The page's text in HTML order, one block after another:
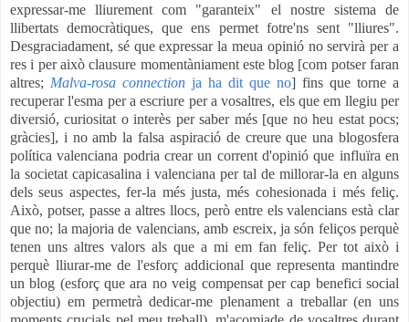
expressar-me lliurement com "garanteix" el nostre sistema de
llibertats democràtiques, que ens permet fotre'ns sent "lliures".
Desgraciadament, sé que expressar la meua opinió no servirà per a
res i per això clausure momentàniament este blog [com potser faran
altres; Malva-rosa connection ja ha dit que no] fins que torne a
recuperar l'esma per a escriure per a vosaltres, els que em llegiu per
diversió, curiositat o interès per saber més [que no heu estat pocs;
gràcies], i no amb la falsa aspiració de creure que una blogosfera
política valenciana podria crear un corrent d'opinió que influïra en
la societat capicasalina i valenciana per tal de millorar-la en alguns
dels seus aspectes, fer-la més justa, més cohesionada i més feliç.
Això, potser, passe a altres llocs, però entre els valencians està clar
que no; la majoria de valencians, amb escreix, ja són feliços perquè
tenen uns altres valors als que a mi em fan feliç. Per tot això i
perquè lliurar-me de l'esforç addicional que representa mantindre
un blog (esforç que ara no veig compensat per cap benefici social
objectiu) em permetrà dedicar-me plenament a treballar (en uns